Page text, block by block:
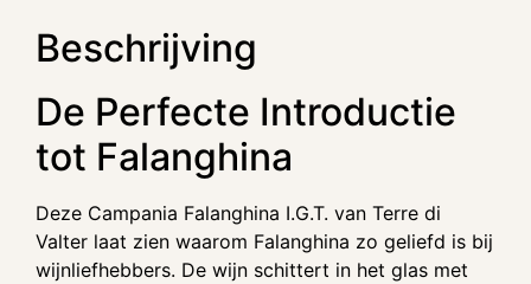
Beschrijving
De Perfecte Introductie
tot Falanghina
Deze Campania Falanghina I.G.T. van Terre di
Valter laat zien waarom Falanghina zo geliefd is bij
wijnliefhebbers. De wijn schittert in het glas met